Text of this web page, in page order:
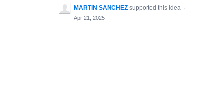
MARTIN SANCHEZ supported this idea ·
Apr 21, 2025